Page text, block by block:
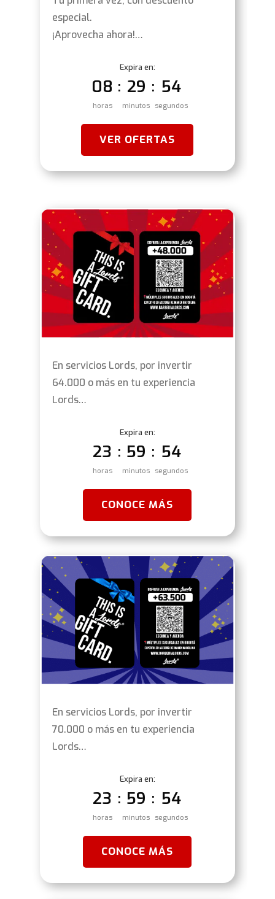
especial.
¡Aprovecha ahora!…
Expira en:
08
horas
: 29
minutos
: 53
segundos
VER OFERTAS
En servicios Lords, por invertir
64.000 o más en tu experiencia
Lords…
Expira en:
23
horas
: 59
minutos
: 53
segundos
CONOCE MÁS
En servicios Lords, por invertir
70.000 o más en tu experiencia
Lords…
Expira en:
23
horas
: 59
minutos
: 53
segundos
CONOCE MÁS